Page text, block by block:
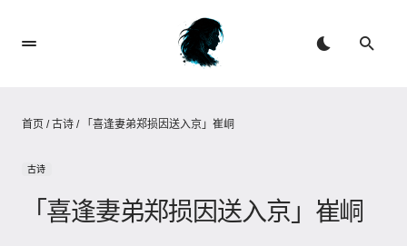
首页 /古诗 / 「喜逢妻弟郑损因送入京」崔峒
古诗
「喜逢妻弟郑损因送入京」崔峒